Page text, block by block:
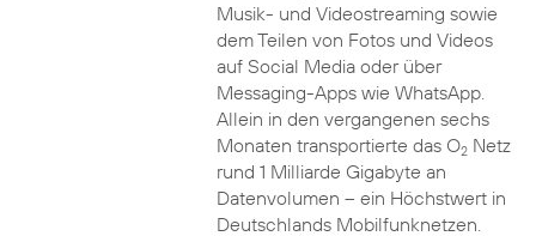
Musik- und Videostreaming sowie
dem Teilen von Fotos und Videos
auf Social Media oder über
Messaging-Apps wie WhatsApp.
Allein in den vergangenen sechs
Monaten transportierte das O2Netz
rund 1 Milliarde Gigabyte an
Datenvolumen – ein Höchstwert in
Deutschlands Mobilfunknetzen.